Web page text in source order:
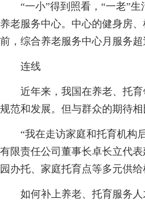
“一小”得到照看，“一老”生
养老服务中心。中心的健身房
前，综合养老服务中心月服务超
连线
近年来，我国在养老、托育
规范和发展。但与群众的期待
“我在走访家庭和托育机构后
有限责任公司董事长卓长立代
园办托、家庭托育点等多元供
如何补上养老、托育服务人